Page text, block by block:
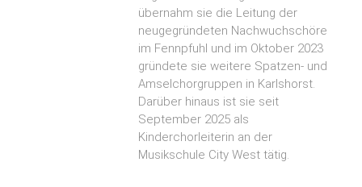
übernahm sie die Leitung der
neugegründeten Nachwuchschöre
im Fennpfuhl und im Oktober 2023
gründete sie weitere Spatzen- und
Amselchorgruppen in Karlshorst.
Darüber hinaus ist sie seit
September 2025 als
Kinderchorleiterin an der
Musikschule City West tätig.